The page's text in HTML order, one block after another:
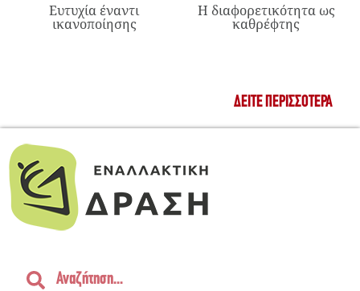
Ευτυχία έναντι
ικανοποίησης
Η διαφορετικότητα ως
καθρέφτης
ΔΕΊΤΕ ΠΕΡΙΣΣΌΤΕΡΑ